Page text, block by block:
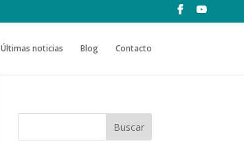
Últimas noticias Blog Contacto
Buscar